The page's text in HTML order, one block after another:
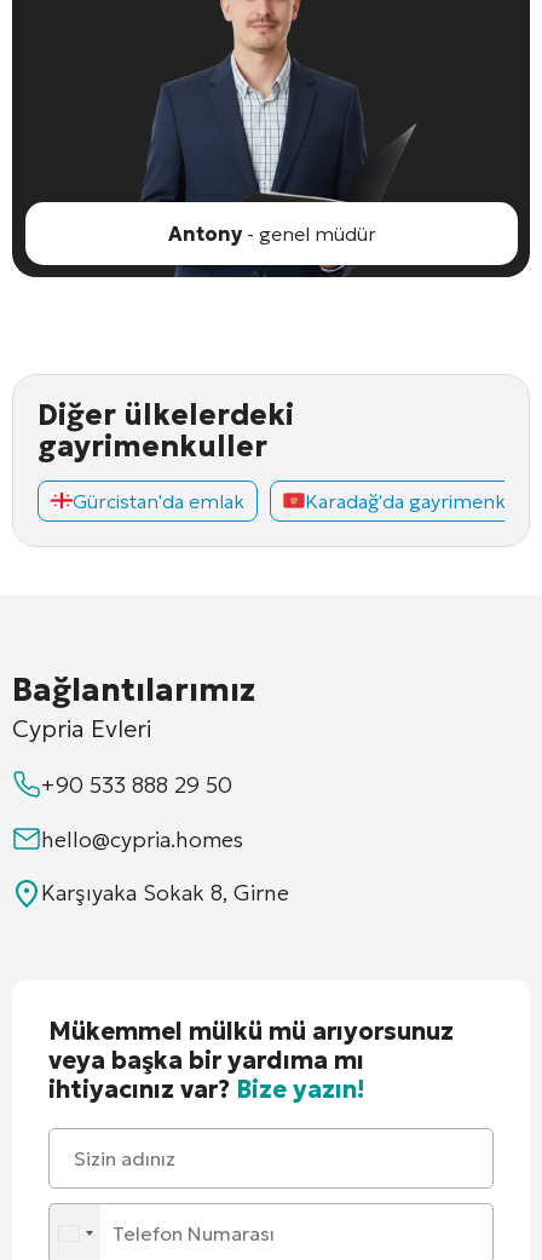
Antony- genel müdür
Diğer ülkelerdeki
gayrimenkuller
Gürcistan'da emlak Karadağ'da gayrimenkul
Bağlantılarımız
Cypria Evleri
+90 533 888 29 50
hello@cypria.homes
Karşıyaka Sokak 8, Girne
Mükemmel mülkü mü arıyorsunuz
veya başka bir yardıma mı
ihtiyacınız var? Bize yazın!